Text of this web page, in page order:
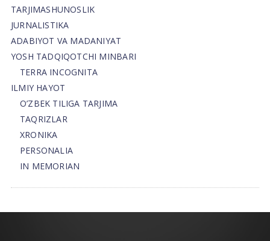
TARJIMASHUNOSLIK
JURNALISTIKA
ADABIYOT VA MADANIYAT
YOSH TADQIQOTCHI MINBARI
TERRA INCOGNITA
ILMIY HAYOT
O’ZBEK TILIGA TARJIMA
TAQRIZLAR
XRONIKA
PERSONALIA
IN MEMORIAN